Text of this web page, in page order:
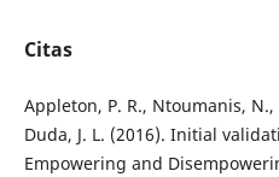
Citas
Appleton, P. R., Ntoumanis,
Duda, J. L. (2016). Initial
Empowering and